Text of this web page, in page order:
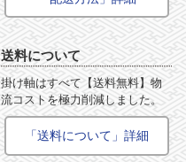
送料について
掛け軸はすべて【送料無料】物
流コストを極力削減しました。
「送料について」詳細